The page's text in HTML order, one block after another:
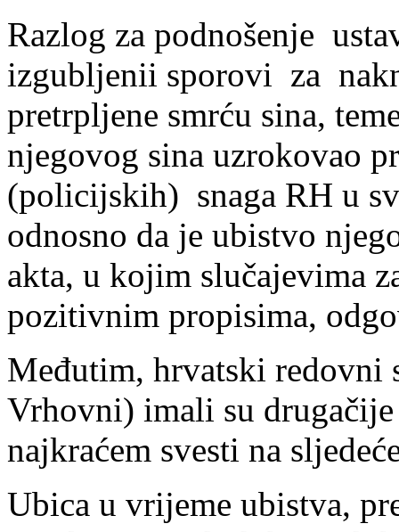
Razlog za podnošenje
izgubljenii sporovi za
pretrpljene smrću sina,
njegovog sina uzrokovao
(policijskih) snaga RH u
odnosno da je ubistvo
akta, u kojim slučajevima
pozitivnim propisima,
Međutim, hrvatski redovni
Vrhovni) imali su
najkraćem svesti na
Ubica u vrijeme ubistva,